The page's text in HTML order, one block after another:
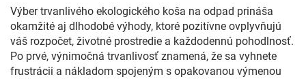
Výber trvanlivého ekologického koša na odpad prináša
okamžité aj dlhodobé výhody, ktoré pozitívne ovplyvňujú
váš rozpočet, životné prostredie a každodennú pohodlnosť.
Po prvé, výnimočná trvanlivosť znamená, že sa vyhnete
frustrácii a nákladom spojeným s opakovanou výmenou